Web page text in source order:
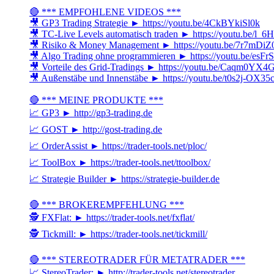
🔴 *** EMPFOHLENE VIDEOS ***
🎥 GP3 Trading Strategie ► https://youtu.be/4CkBYkiSl0k
🎥 TC-Live Levels automatisch traden ► https://youtu.be/
🎥 Risiko & Money Management ► https://youtu.be/
🎥 Algo Trading ohne programmieren ► https://youtu.be/
🎥 Vorteile des Grid-Tradings ► https://youtu.be/
🎥 Außenstäbe und Innenstäbe ► https://youtu.be/t0s2j-OX35c
🔴 *** MEINE PRODUKTE ***
📈 GP3 ► http://gp3-trading.de
📈 GOST ► http://gost-trading.de
📈 OrderAssist ► https://trader-tools.net/ploc/
📈 ToolBox ► https://trader-tools.net/ttoolbox/
📈 Strategie Builder ► https://strategie-builder.de
🔴 *** BROKEREMPFEHLUNG ***
🕵 FXFlat: ► https://trader-tools.net/fxflat/
🕵 Tickmill: ► https://trader-tools.net/tickmill/
🔴 *** STEREOTRADER FÜR METATRADER ***